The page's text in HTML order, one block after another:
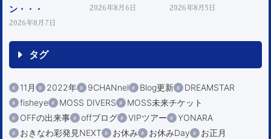
ン・・・
2026年8月7日
2026年8月6日 2026年8月5日
タグ
11月 2022年 9CHANnel Blog更新
DREAMSTAR
fisheye
MOSS DIVERS
MOSS未来チケット
OFFの出来事
offブログ VIPツアー
YONARA
おきなわ彩発見NEXT
お休み お休みDay
お正月